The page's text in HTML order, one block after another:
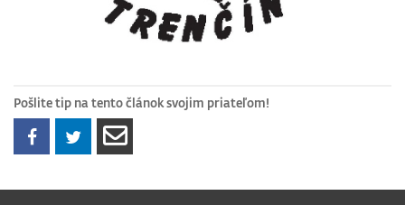
Pošlite tip na tento článok svojim priateľom!